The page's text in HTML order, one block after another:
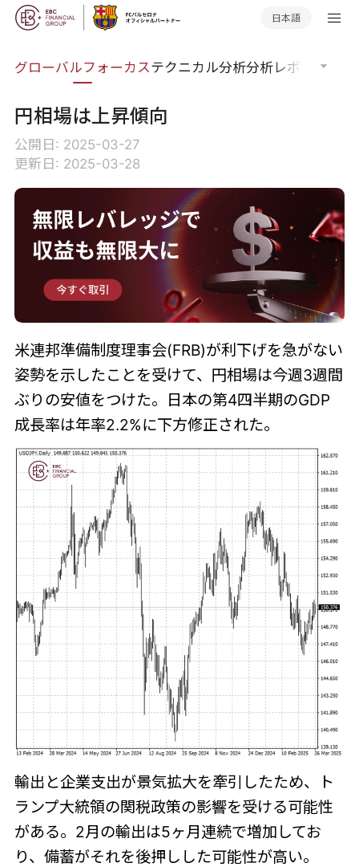
日本語
グローバルフォーカステクニカル分析分析レポート
円相場は上昇傾向
公開日: 2025-03-27
更新日: 2025-03-28
米連邦準備制度理事会(FRB)が利下げを急がない
姿勢を示したことを受けて、円相場は今週3週間
ぶりの安値をつけた。日本の第4四半期のGDP
成長率は年率2.2%に下方修正された。
輸出と企業支出が景気拡大を牽引したため、ト
ランプ大統領の関税政策の影響を受ける可能性
がある。2月の輸出は5ヶ月連続で増加してお
り、備蓄がそれを後押しした可能性が高い。